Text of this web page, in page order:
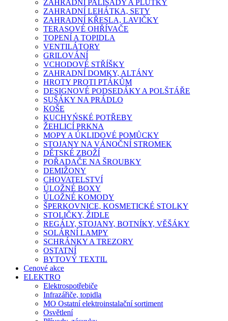
ZAHRADNÍ PALISÁDY A PLŮTKY
ZAHRADNÍ LEHÁTKA, SETY
ZAHRADNÍ KŘESLA, LAVIČKY
TERASOVÉ OHŘÍVAČE
TOPENÍ A TOPIDLA
VENTILÁTORY
GRILOVÁNÍ
VCHODOVÉ STŘÍŠKY
ZAHRADNÍ DOMKY, ALTÁNY
HROTY PROTI PTÁKŮM
DESIGNOVÉ PODSEDÁKY A POLŠTÁŘE
SUŠÁKY NA PRÁDLO
KOŠE
KUCHYŃSKÉ POTŘEBY
ŽEHLICÍ PRKNA
MOPY A ÚKLIDOVÉ POMŮCKY
STOJANY NA VÁNOČNÍ STROMEK
DĚTSKÉ ZBOŽÍ
POŘADAČE NA ŠROUBKY
DEMIŽONY
CHOVATELSTVÍ
ÚLOŽNÉ BOXY
ÚLOŽNÉ KOMODY
ŠPERKOVNICE, KOSMETICKÉ STOLKY
STOLIČKY, ŽIDLE
REGÁLY, STOJANY, BOTNÍKY, VĚŠÁKY
SOLÁRNÍ LAMPY
SCHRÁNKY A TREZORY
OSTATNÍ
BYTOVÝ TEXTIL
Cenové akce
ELEKTRO
Elektrospotřebiče
Infrazářiče, topidla
MO Ostatní elektroinstalační sortiment
Osvětlení